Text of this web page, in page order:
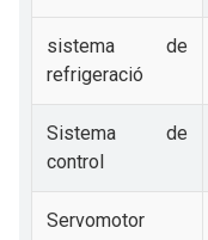
sistema de
refrigeració
Sistema de
control
Servomotor